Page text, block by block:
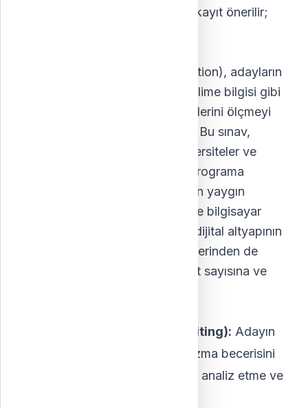
sınav tarihi alabilmek için erken kayıt önerilir;
GRE (Graduate Record Examination), adayların
analitik yazma, matematik ve kelime bilgisi gibi
alanlarda soyut düşünme becerilerini ölçmeyi
amaçlayan standart bir sınavdır. Bu sınav,
lisansüstü programları olan üniversiteler ve
fakülteler tarafından adayların programa
uygunluğunu değerlendirmek için yaygın
biçimde kullanılır. Sınav genellikle bilgisayar
üzerinden yapılır, ancak gerekli dijital altyapının
bulunmadığı bölgelerde kâğıt üzerinden de
uygulanabilir. Sınav tarihleri kayıt sayısına ve
Analitik Yazma (Analytical Writing): Adayın
eleştirel düşünme ve analitik yazma becerisini
ölçer. İki görev içerir: bir konuyu analiz etme ve